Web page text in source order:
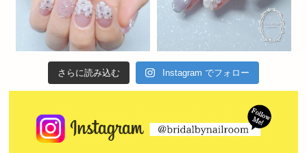
さらに読み込む Instagram でフォロー